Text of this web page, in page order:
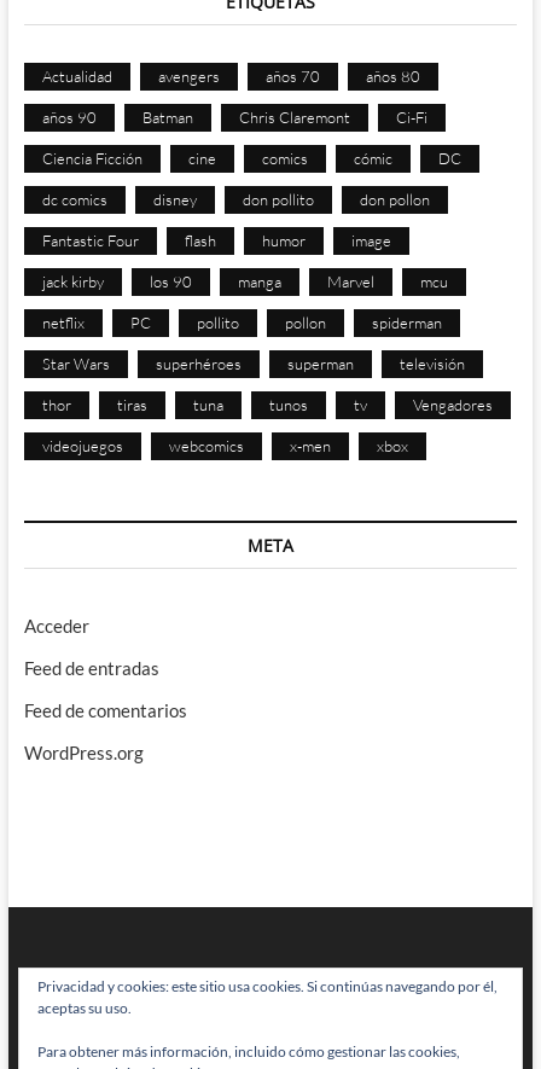
Actualidad avengers años 70 años 80
años 90 Batman Chris Claremont Ci-Fi
Ciencia Ficción cine comics cómic DC
dc comics disney don pollito don pollon
Fantastic Four flash humor image
jack kirby los 90 manga Marvel mcu
netflix PC pollito pollon spiderman
Star Wars superhéroes superman televisión
thor tiras tuna tunos tv Vengadores
videojuegos webcomics x-men xbox
META
Acceder
Feed de entradas
Feed de comentarios
WordPress.org
BRAINSTOMPING| Diseñado por:Theme Freesia|WordPress| © Todos
Privacidad y cookies: este sitio usa cookies. Si continúas navegando por él,
aceptas su uso.
Para obtener más información, incluido cómo gestionar las cookies,